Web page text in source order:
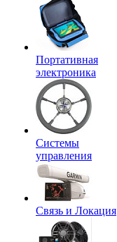
Портативная
электроника
Системы
управления
Связь и Локация